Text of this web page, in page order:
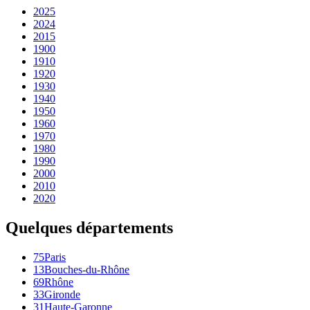
2025
2024
2015
1900
1910
1920
1930
1940
1950
1960
1970
1980
1990
2000
2010
2020
Quelques départements
75Paris
13Bouches-du-Rhône
69Rhône
33Gironde
31Haute-Garonne